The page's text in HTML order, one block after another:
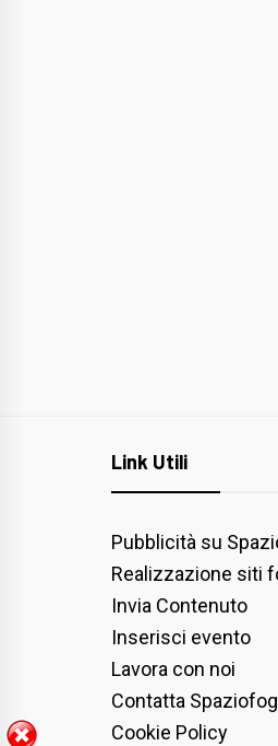
Link Utili
Pubblicità su
Realizzazione siti
Invia Contenuto
Inserisci evento
Lavora con noi
Contatta
Cookie Policy